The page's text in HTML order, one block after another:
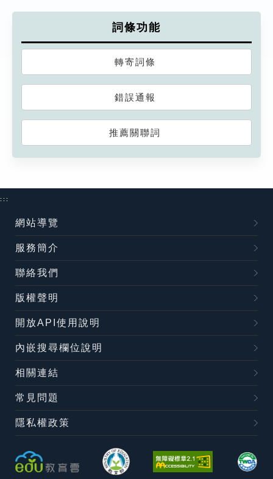
詞條功能
轉寄詞條
錯誤通報
推薦關聯詞
:::
網站導覽
服務簡介
聯絡我們
版權聲明
開放API使用說明
內嵌搜尋欄位說明
相關連結
常見問題
隱私權政策